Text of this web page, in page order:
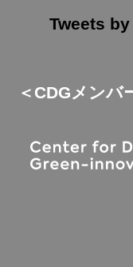
Tweets by
＜CDGメンバ